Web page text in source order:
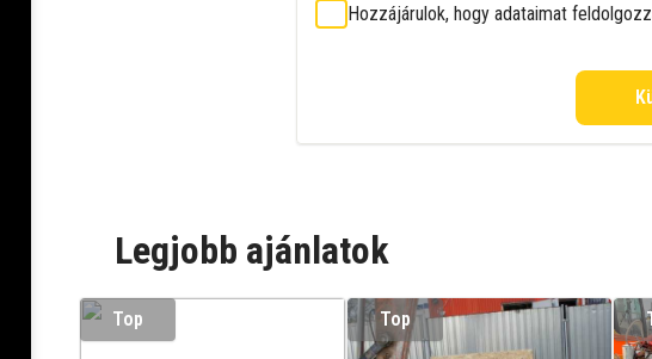
Hozzájárulok, hogy adataimat
Legjobb ajánlatok
Top Top